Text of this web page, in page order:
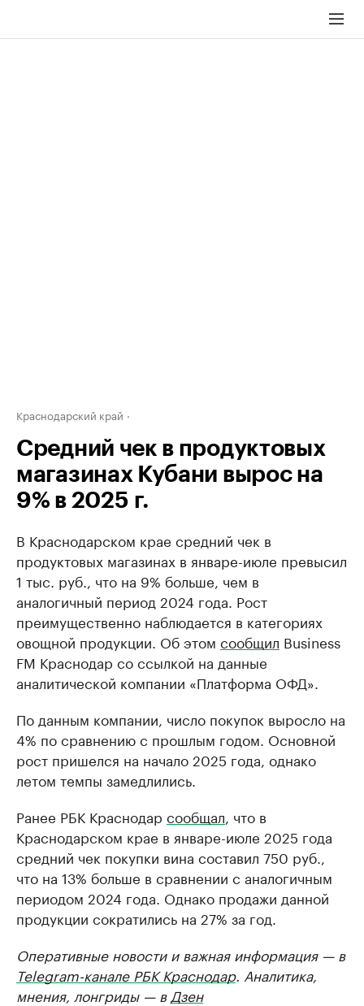
Краснодарский край
Средний чек в продуктовых
магазинах Кубани вырос на
9% в 2025 г.
В Краснодарском крае средний чек в
продуктовых магазинах в январе-июле превысил
1 тыс. руб., что на 9% больше, чем в
аналогичный период 2024 года. Рост
преимущественно наблюдается в категориях
овощной продукции. Об этом сообщил Business
FM Краснодар со ссылкой на данные
аналитической компании «Платформа ОФД».
По данным компании, число покупок выросло на
4% по сравнению с прошлым годом. Основной
рост пришелся на начало 2025 года, однако
летом темпы замедлились.
Ранее РБК Краснодар сообщал , что в
Краснодарском крае в январе-июле 2025 года
средний чек покупки вина составил 750 руб.,
что на 13% больше в сравнении с аналогичным
периодом 2024 года. Однако продажи данной
продукции сократились на 27% за год.
Оперативные новости и важная информация — в
Telegram-канале РБК Краснодар. Аналитика,
мнения, лонгриды — в Дзен